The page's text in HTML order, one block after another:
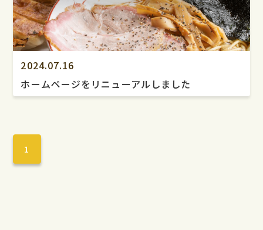
2024.07.16
ホームページをリニューアルしました
1